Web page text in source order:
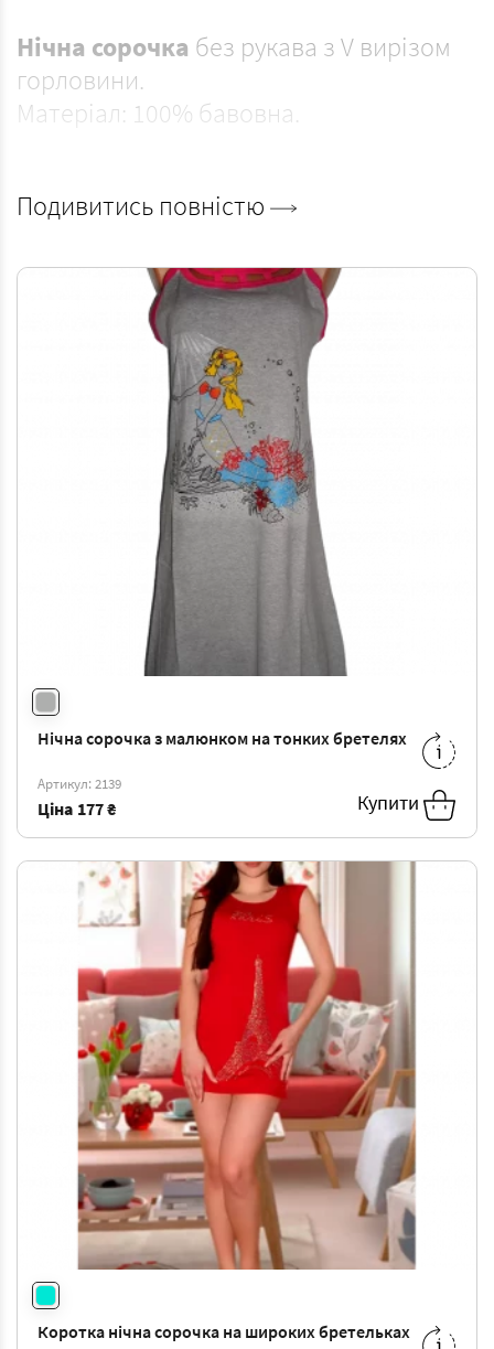
Нічна сорочка без рукава з V вирізом
горловини.
Матеріал: 100% бавовна.
Подивитись повністю
Нічна сорочка з малюнком на тонких бретелях
Артикул: 2139
Ціна 177 ₴ Купити
S
Коротка нічна сорочка на широких бретельках